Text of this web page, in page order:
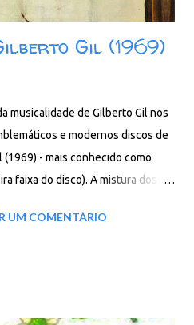
Gil (1969)
musicalidade de Gilberto Gil nos
e modernos discos de
- mais conhecido como
faixa do disco). A mistura dos
a estética da música
UM COMENTÁRIO